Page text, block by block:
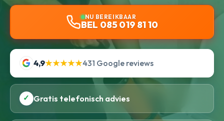
NU BEREIKBAAR
BEL 085 019 81 10
4,9★★★★★431 Google reviews
✓ Gratis telefonisch advies